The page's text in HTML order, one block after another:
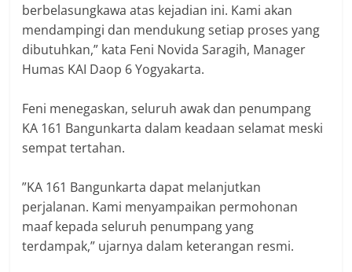
berbelasungkawa atas kejadian ini. Kami akan
mendampingi dan mendukung setiap proses yang
dibutuhkan,” kata Feni Novida Saragih, Manager
Humas KAI Daop 6 Yogyakarta.
‎Feni menegaskan, seluruh awak dan penumpang
KA 161 Bangunkarta dalam keadaan selamat meski
sempat tertahan.
‎”KA 161 Bangunkarta dapat melanjutkan
perjalanan. Kami menyampaikan permohonan
maaf kepada seluruh penumpang yang
terdampak,” ujarnya dalam keterangan resmi.